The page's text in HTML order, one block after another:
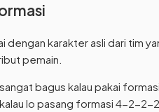
dengan karakter asli dari tim
pemain.
bagus kalau pakai
lo pasang formasi 4-2-2-2